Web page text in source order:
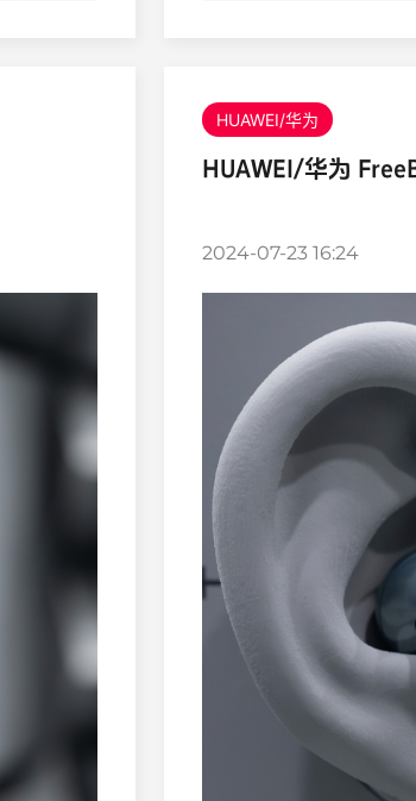
HUAWEI/华为
HUAWEI/华为
2024-07-23 16:24